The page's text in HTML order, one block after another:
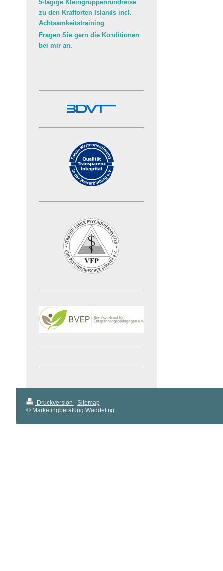
5-tägige Kleingruppenrundreise
zu den Kraftorten Islands incl.
Achtsamkeitstraining
Fragen Sie gern die Konditionen
bei mir an.
Druckversion | Sitemap
© Marketingberatung Weddeling